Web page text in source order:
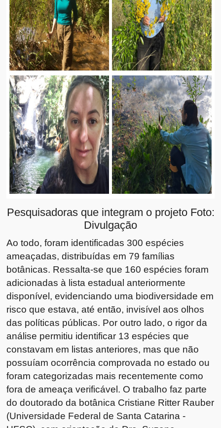
Pesquisadoras que integram o projeto Foto:
Divulgação
Ao todo, foram identificadas 300 espécies
ameaçadas, distribuídas em 79 famílias
botânicas. Ressalta-se que 160 espécies foram
adicionadas à lista estadual anteriormente
disponível, evidenciando uma biodiversidade em
risco que estava, até então, invisível aos olhos
das políticas públicas. Por outro lado, o rigor da
análise permitiu identificar 13 espécies que
constavam em listas anteriores, mas que não
possuíam ocorrência comprovada no estado ou
foram categorizadas mais recentemente como
fora de ameaça verificável. O trabalho faz parte
do doutorado da botânica Cristiane Ritter Rauber
(Universidade Federal de Santa Catarina -